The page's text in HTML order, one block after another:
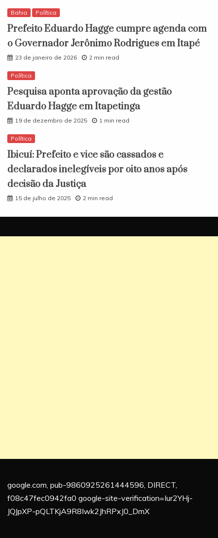
Bahia Política
Prefeito Eduardo Hagge cumpre agenda com
o Governador Jerônimo Rodrigues em Itapé
23 de janeiro de 2026 2 min read
Política
Pesquisa aponta aprovação da gestão
Eduardo Hagge em Itapetinga
19 de dezembro de 2025 1 min read
Política
Ibicuí: Prefeito e vice são cassados e
declarados inelegíveis por oito anos após
decisão da Justiça
15 de julho de 2025 2 min read
google.com, pub-9860925261444596, DIRECT,
f08c47fec0942fa0 google-site-verification=Iur2YHj-
JQJpXP-pQLTKjA9R8Iwk2JhRPxJ0_DmX